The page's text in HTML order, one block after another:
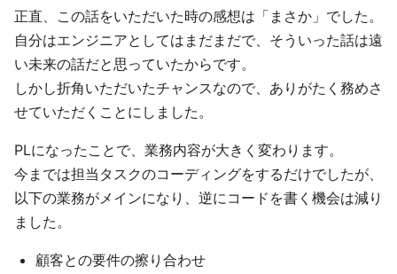
正直、この話をいただいた時の感想は「まさか」でした。
自分はエンジニアとしてはまだまだで、そういった話は遠
い未来の話だと思っていたからです。
しかし折角いただいたチャンスなので、ありがたく務めさ
せていただくことにしました。
PLになったことで、業務内容が大きく変わります。
今までは担当タスクのコーディングをするだけでしたが、
以下の業務がメインになり、逆にコードを書く機会は減り
ました。
顧客との要件の擦り合わせ